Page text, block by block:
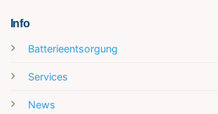
Info
Batterieentsorgung
Services
News